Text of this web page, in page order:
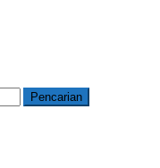
Pencarian